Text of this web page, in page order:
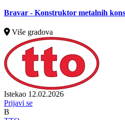
Bravar - Konstruktor metalnih
Više gradova
Istekao 12.02.2026
Prijavi se
B